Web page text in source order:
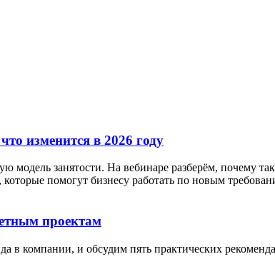
изменится в 2026 году
занятости. На вебинаре разберём, почему
помогут бизнесу работать по новым
проектам
в компании, и обсудим пять практических